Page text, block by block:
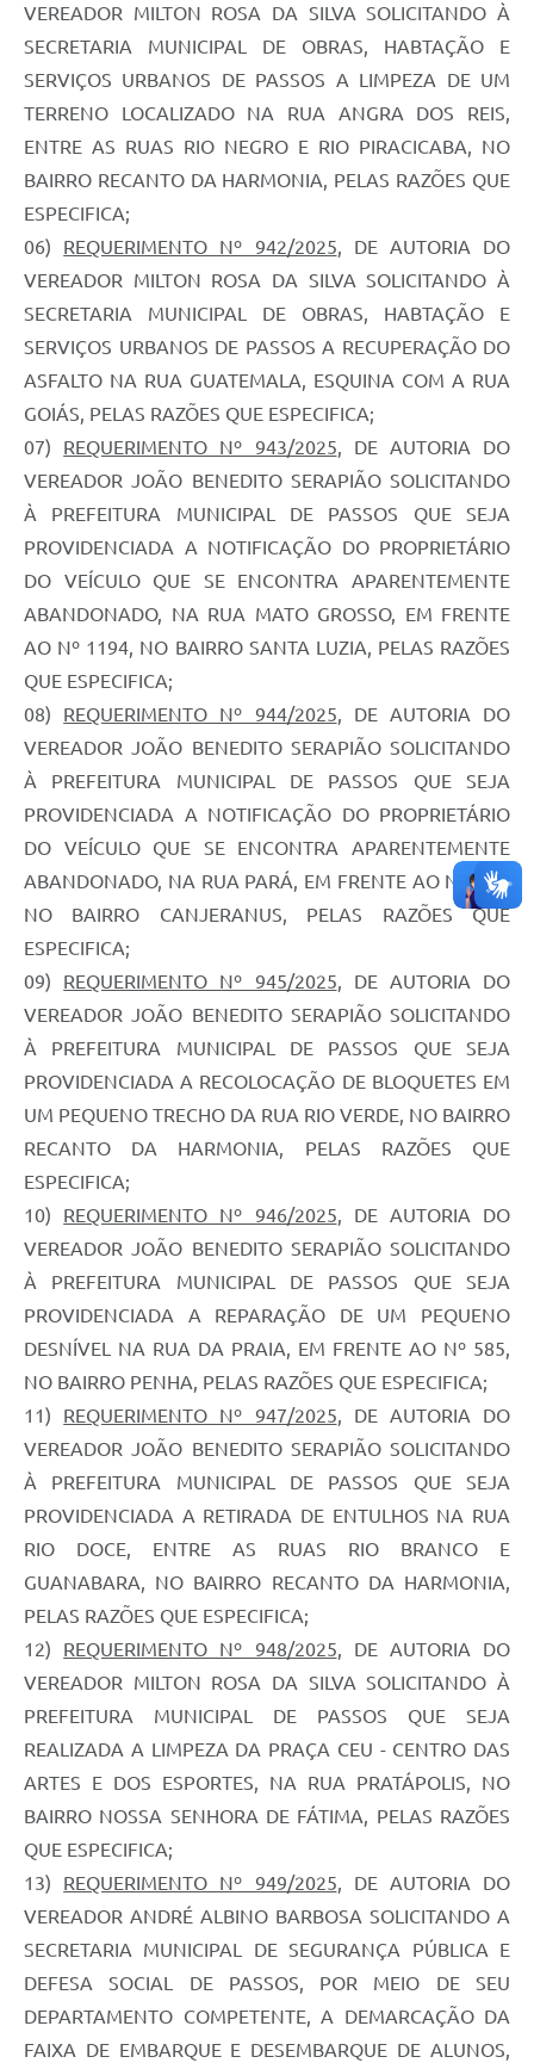
VEREADOR MILTON ROSA DA SILVA SOLICITANDO À
SECRETARIA MUNICIPAL DE OBRAS, HABTAÇÃO E
SERVIÇOS URBANOS DE PASSOS A LIMPEZA DE UM
TERRENO LOCALIZADO NA RUA ANGRA DOS REIS,
ENTRE AS RUAS RIO NEGRO E RIO PIRACICABA, NO
BAIRRO RECANTO DA HARMONIA, PELAS RAZÕES QUE
ESPECIFICA;
06) REQUERIMENTO Nº 942/2025 , DE AUTORIA DO
VEREADOR MILTON ROSA DA SILVA SOLICITANDO À
SECRETARIA MUNICIPAL DE OBRAS, HABTAÇÃO E
SERVIÇOS URBANOS DE PASSOS A RECUPERAÇÃO DO
ASFALTO NA RUA GUATEMALA, ESQUINA COM A RUA
GOIÁS, PELAS RAZÕES QUE ESPECIFICA;
07) REQUERIMENTO Nº 943/2025 , DE AUTORIA DO
VEREADOR JOÃO BENEDITO SERAPIÃO SOLICITANDO
À PREFEITURA MUNICIPAL DE PASSOS QUE SEJA
PROVIDENCIADA A NOTIFICAÇÃO DO PROPRIETÁRIO
DO VEÍCULO QUE SE ENCONTRA APARENTEMENTE
ABANDONADO, NA RUA MATO GROSSO, EM FRENTE
AO Nº 1194, NO BAIRRO SANTA LUZIA, PELAS RAZÕES
QUE ESPECIFICA;
08) REQUERIMENTO Nº 944/2025 , DE AUTORIA DO
VEREADOR JOÃO BENEDITO SERAPIÃO SOLICITANDO
À PREFEITURA MUNICIPAL DE PASSOS QUE SEJA
PROVIDENCIADA A NOTIFICAÇÃO DO PROPRIETÁRIO
DO VEÍCULO QUE SE ENCONTRA APARENTEMENTE
ABANDONADO, NA RUA PARÁ, EM FRENTE AO Nº 898,
NO BAIRRO CANJERANUS, PELAS RAZÕES QUE
ESPECIFICA;
09) REQUERIMENTO Nº 945/2025 , DE AUTORIA DO
VEREADOR JOÃO BENEDITO SERAPIÃO SOLICITANDO
À PREFEITURA MUNICIPAL DE PASSOS QUE SEJA
PROVIDENCIADA A RECOLOCAÇÃO DE BLOQUETES EM
UM PEQUENO TRECHO DA RUA RIO VERDE, NO BAIRRO
RECANTO DA HARMONIA, PELAS RAZÕES QUE
ESPECIFICA;
10) REQUERIMENTO Nº 946/2025 , DE AUTORIA DO
VEREADOR JOÃO BENEDITO SERAPIÃO SOLICITANDO
À PREFEITURA MUNICIPAL DE PASSOS QUE SEJA
PROVIDENCIADA A REPARAÇÃO DE UM PEQUENO
DESNÍVEL NA RUA DA PRAIA, EM FRENTE AO Nº 585,
NO BAIRRO PENHA, PELAS RAZÕES QUE ESPECIFICA;
11) REQUERIMENTO Nº 947/2025 , DE AUTORIA DO
VEREADOR JOÃO BENEDITO SERAPIÃO SOLICITANDO
À PREFEITURA MUNICIPAL DE PASSOS QUE SEJA
PROVIDENCIADA A RETIRADA DE ENTULHOS NA RUA
RIO DOCE, ENTRE AS RUAS RIO BRANCO E
GUANABARA, NO BAIRRO RECANTO DA HARMONIA,
PELAS RAZÕES QUE ESPECIFICA;
12) REQUERIMENTO Nº 948/2025 , DE AUTORIA DO
VEREADOR MILTON ROSA DA SILVA SOLICITANDO À
PREFEITURA MUNICIPAL DE PASSOS QUE SEJA
REALIZADA A LIMPEZA DA PRAÇA CEU - CENTRO DAS
ARTES E DOS ESPORTES, NA RUA PRATÁPOLIS, NO
BAIRRO NOSSA SENHORA DE FÁTIMA, PELAS RAZÕES
QUE ESPECIFICA;
13) REQUERIMENTO Nº 949/2025 , DE AUTORIA DO
VEREADOR ANDRÉ ALBINO BARBOSA SOLICITANDO A
SECRETARIA MUNICIPAL DE SEGURANÇA PÚBLICA E
DEFESA SOCIAL DE PASSOS, POR MEIO DE SEU
DEPARTAMENTO COMPETENTE, A DEMARCAÇÃO DA
FAIXA DE EMBARQUE E DESEMBARQUE DE ALUNOS,